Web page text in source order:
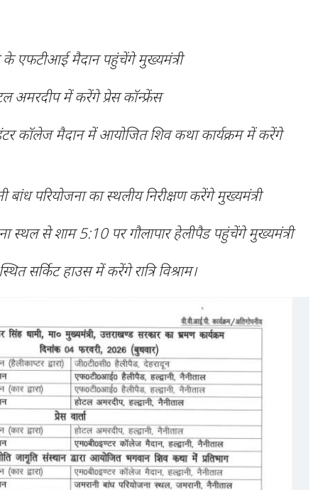
के एफटीआई मैदान पहुंचेंगे मुख्यमंत्री
अमरदीप में करेंगे प्रेस कॉन्फ्रेंस
कॉलेज मैदान में आयोजित शिव कथा कार्यक्रम में करेंगे
परियोजना का स्थलीय निरीक्षण करेंगे मुख्यमंत्री
स्थल से शाम 5:10 पर गौलापार हेलीपैड पहुंचेंगे मुख्यमंत्री
सर्किट हाउस में करेंगे रात्रि विश्राम।